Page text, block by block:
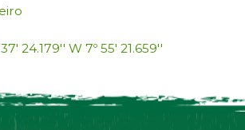
24.179'' W 7º 55' 21.659''